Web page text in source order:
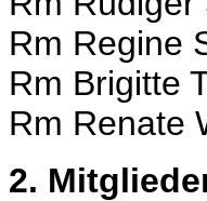
Rm Regine
Rm Brigitte
Rm Renate
2.